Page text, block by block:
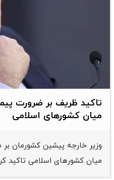
تاکید ظریف بر ضرورت
میان کشورهای اسلامی
وزیر خارجه پیشین کشورمان
میان کشورهای اسلامی تاکید